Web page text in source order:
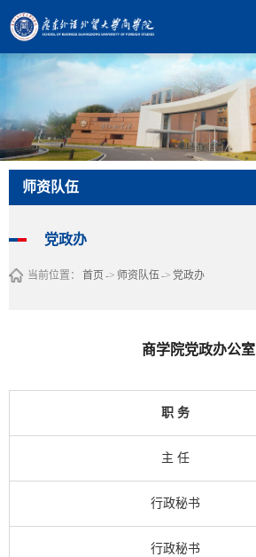
师资队伍
党政办
当前位置： 首页 -> 师资队伍-> 党政办
商学院党政办公室
职 务
主 任
行政秘书
行政秘书